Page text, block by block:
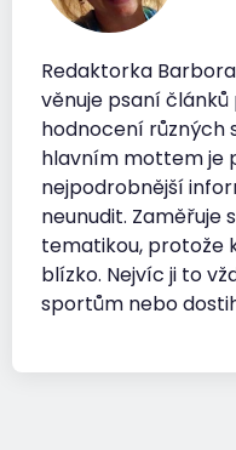
Redaktorka
věnuje psaní
hodnocení různých
hlavním mottem je
nejpodrobnější
neunudit. Zaměřuje
tematikou, protože
blízko. Nejvíc ji to
sportům nebo